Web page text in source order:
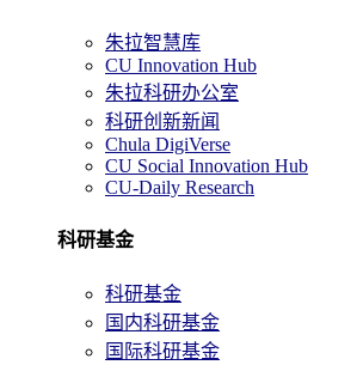
朱拉智慧库
CU Innovation Hub
朱拉科研办公室
科研创新新闻
Chula DigiVerse
CU Social Innovation Hub
CU-Daily Research
科研基金
科研基金
国内科研基金
国际科研基金